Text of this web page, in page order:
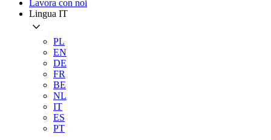
Lavora con noi
Lingua IT
PL
EN
DE
FR
BE
NL
IT
ES
PT